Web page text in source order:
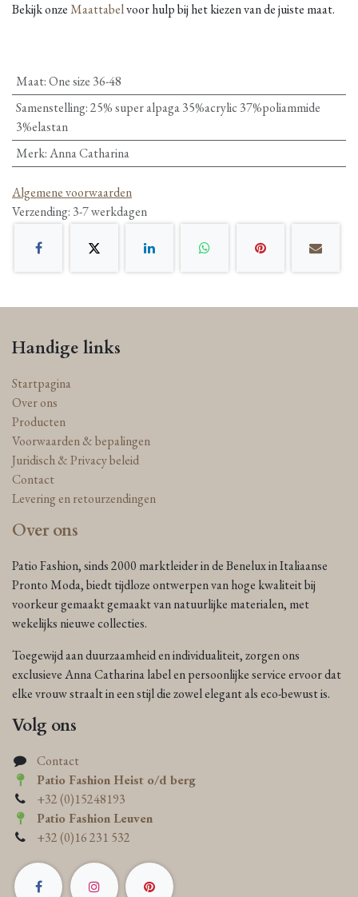
Bekijk onzeMaattabelvoor hulp bij het kiezen van de juiste maat.
Maat:One size 36-48
Samenstelling:25% super alpaga 35%acrylic 37%poliammide
3%elastan
Merk:Anna Catharina
Algemene voorwaarden
Verzending: 3-7 werkdagen
Handige links
Startpagina
Over ons
Producten
Voorwaarden & bepalingen
Juridisch & Privacy beleid
Contact
Levering en retourzendingen
Over ons
Patio Fashion, sinds 2000 marktleider in de Benelux in Italiaanse
Pronto Moda, biedt tijdloze ontwerpen van hoge kwaliteit bij
voorkeur gemaakt gemaakt van natuurlijke materialen, met
wekelijks nieuwe collecties.
Toegewijd aan duurzaamheid en individualiteit, zorgen ons
exclusieve Anna Catharina label en persoonlijke service ervoor dat
elke vrouw straalt in een stijl die zowel elegant als eco-bewust is.
Volg ons
Contact
Patio Fashion Heist o/d berg
+32 (0)15248193
Patio Fashion Leuven
+32 (0)16 231 532